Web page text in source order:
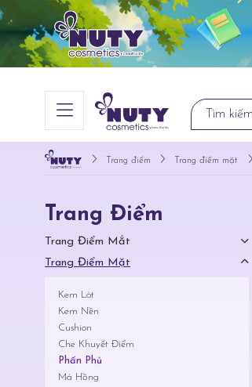
Trang điểm Trang điểm mặt
Trang Điểm
Trang Điểm Mắt
Trang Điểm Mặt
Kem Lót
Kem Nền
Cushion
Che Khuyết Điểm
Phấn Phủ
Má Hồng